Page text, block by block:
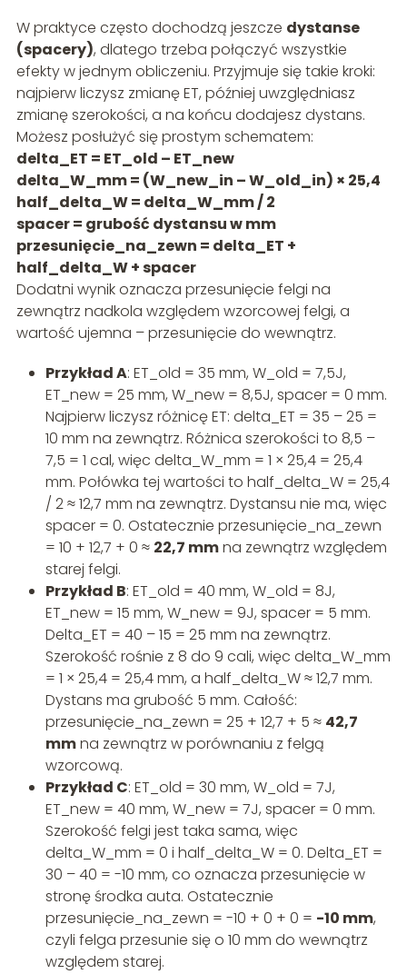
W praktyce często dochodzą jeszcze dystanse
(spacery), dlatego trzeba połączyć wszystkie
efekty w jednym obliczeniu. Przyjmuje się takie kroki:
najpierw liczysz zmianę ET, później uwzględniasz
zmianę szerokości, a na końcu dodajesz dystans.
Możesz posłużyć się prostym schematem:
delta_ET = ET_old – ET_new
delta_W_mm = (W_new_in – W_old_in) × 25,4
half_delta_W = delta_W_mm / 2
spacer = grubość dystansu w mm
przesunięcie_na_zewn = delta_ET +
half_delta_W + spacer
Dodatni wynik oznacza przesunięcie felgi na
zewnątrz nadkola względem wzorcowej felgi, a
wartość ujemna – przesunięcie do wewnątrz.
Przykład A: ET_old = 35 mm, W_old = 7,5J,
ET_new = 25 mm, W_new = 8,5J, spacer = 0 mm.
Najpierw liczysz różnicę ET: delta_ET = 35 – 25 =
10 mm na zewnątrz. Różnica szerokości to 8,5 –
7,5 = 1 cal, więc delta_W_mm = 1 × 25,4 = 25,4
mm. Połówka tej wartości to half_delta_W = 25,4
/ 2 ≈ 12,7 mm na zewnątrz. Dystansu nie ma, więc
spacer = 0. Ostatecznie przesunięcie_na_zewn
= 10 + 12,7 + 0 ≈ 22,7 mmna zewnątrz względem
starej felgi.
Przykład B: ET_old = 40 mm, W_old = 8J,
ET_new = 15 mm, W_new = 9J, spacer = 5 mm.
Delta_ET = 40 – 15 = 25 mm na zewnątrz.
Szerokość rośnie z 8 do 9 cali, więc delta_W_mm
= 1 × 25,4 = 25,4 mm, a half_delta_W ≈ 12,7 mm.
Dystans ma grubość 5 mm. Całość:
przesunięcie_na_zewn = 25 + 12,7 + 5 ≈ 42,7
mmna zewnątrz w porównaniu z felgą
wzorcową.
Przykład C: ET_old = 30 mm, W_old = 7J,
ET_new = 40 mm, W_new = 7J, spacer = 0 mm.
Szerokość felgi jest taka sama, więc
delta_W_mm = 0 i half_delta_W = 0. Delta_ET =
30 – 40 = -10 mm, co oznacza przesunięcie w
stronę środka auta. Ostatecznie
przesunięcie_na_zewn = -10 + 0 + 0 = -10 mm,
czyli felga przesunie się o 10 mm do wewnątrz
względem starej.